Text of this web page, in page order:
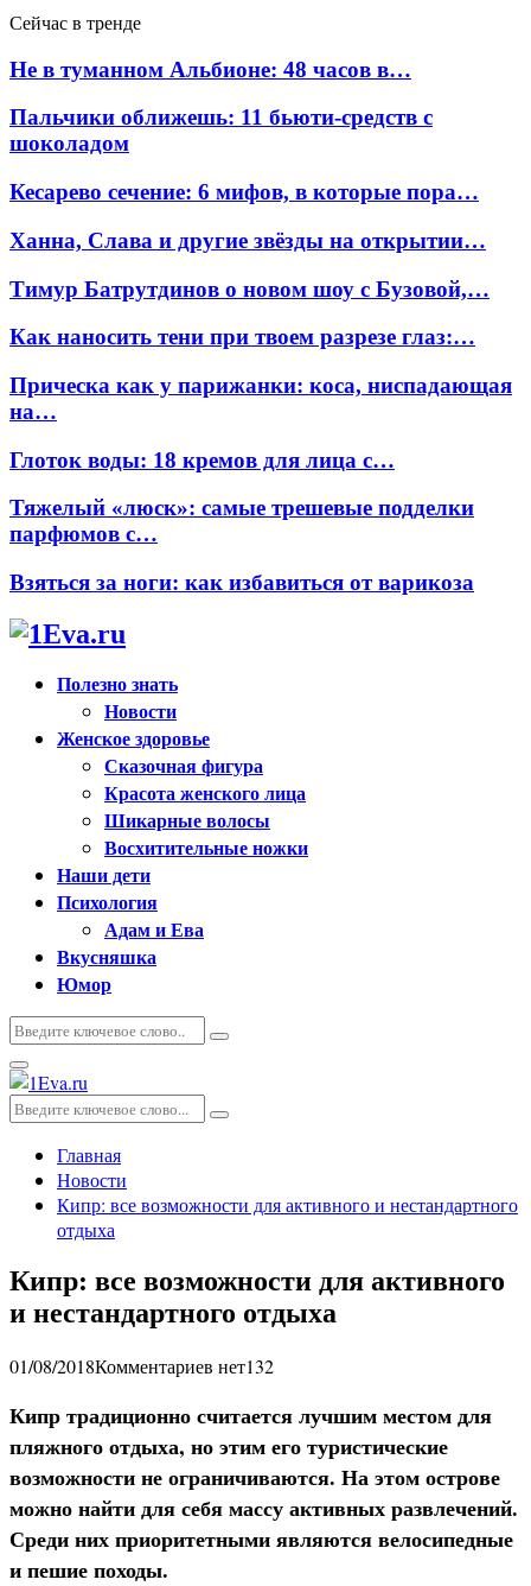
Сейчас в тренде
Не в туманном Альбионе: 48 часов в…
Пальчики оближешь: 11 бьюти-средств с
шоколадом
Кесарево сечение: 6 мифов, в которые пора…
Ханна, Слава и другие звёзды на открытии…
Тимур Батрутдинов о новом шоу с Бузовой,…
Как наносить тени при твоем разрезе глаз:…
Прическа как у парижанки: коса, ниспадающая
на…
Глоток воды: 18 кремов для лица с…
Тяжелый «люск»: самые трешевые подделки
парфюмов с…
Взяться за ноги: как избавиться от варикоза
Полезно знать
Новости
Женское здоровье
Сказочная фигура
Красота женского лица
Шикарные волосы
Восхитительные ножки
Наши дети
Психология
Адам и Ева
Вкусняшка
Юмор
Искать:
Поиск
Основное
меню
Искать:
Поиск
Главная
Новости
Кипр: все возможности для активного и нестандартного
отдыха
Кипр: все возможности для активного
и нестандартного отдыха
01/08/2018Комментариев нет132
Кипр традиционно считается лучшим местом для
пляжного отдыха, но этим его туристические
возможности не ограничиваются. На этом острове
можно найти для себя массу активных развлечений.
Среди них приоритетными являются велосипедные
и пешие походы.